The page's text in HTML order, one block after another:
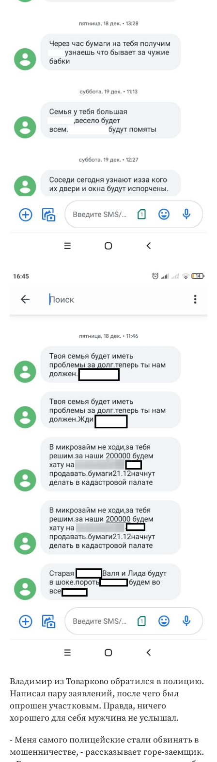
Владимир из Товарково обратился в полицию.
Написал пару заявлений, после чего был
опрошен участковым. Правда, ничего
хорошего для себя мужчина не услышал.
- Меня самого полицейские стали обвинять в
мошенничестве, - рассказывает горе-заемщик.